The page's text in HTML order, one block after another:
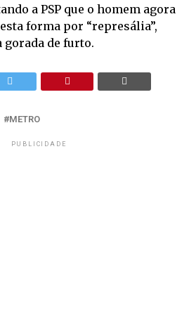
a PSP que o homem agora
forma por “represália”,
gorada de furto.
METRO
PUBLICIDADE